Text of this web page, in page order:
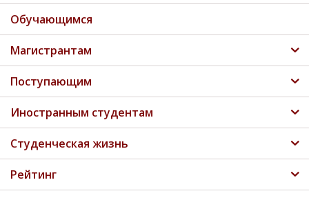
Обучающимся
Магистрантам
Поступающим
Иностранным студентам
Студенческая жизнь
Рейтинг